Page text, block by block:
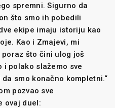
spremni. Sigurno da
što smo ih pobedili
ekipe imaju istoriju kao
Kao i Zmajevi, mi
što čini ulog još
i polako slažemo sve
smo konačno kompletni.“
pozvao sve
ovaj duel: